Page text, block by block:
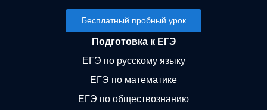
Бесплатный пробный урок
Подготовка к ЕГЭ
ЕГЭ по русскому языку
ЕГЭ по математике
ЕГЭ по обществознанию